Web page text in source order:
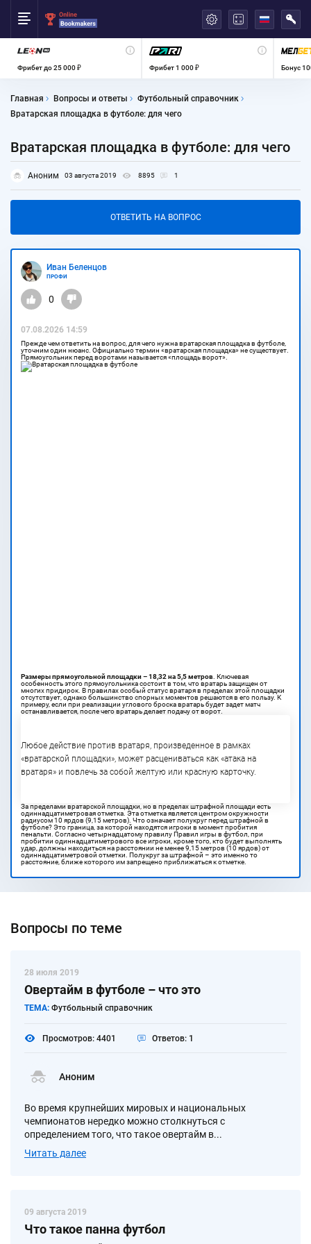
Фрибет до 25 000 ₽ Фрибет 1 000 ₽ Бонус
Главная Вопросы и ответы
Футбольный справочник
Вратарская площадка в футболе: для чего
Вратарская площадка в футболе: для чего
Аноним 03 августа 2019 8895 1
ОТВЕТИТЬ НА ВОПРОС
Иван Беленцов
ПРОФИ
0
07.08.2026 14:59
Прежде чем ответить на вопрос, для чего нужна вратарская площадка в футболе,
уточним один нюанс. Официально термин «вратарская площадка» не существует.
Прямоугольник перед воротами называется «площадь ворот».
Размеры прямоугольной площадки – 18,32 на 5,5 метров. Ключевая
особенность этого прямоугольника состоит в том, что вратарь защищен от
многих придирок. В правилах особый статус вратаря в пределах этой площадки
отсутствует, однако большинство спорных моментов решаются в его пользу. К
примеру, если при реализации углового броска вратарь будет задет матч
останавливается, после чего вратарь делает подачу от ворот.
Любое действие против вратаря, произведенное в рамках
«вратарской площадки», может расцениваться как «атака на
вратаря» и повлечь за собой желтую или красную карточку.
За пределами вратарской площадки, но в пределах штрафной площади есть
одиннадцатиметровая отметка. Эта отметка является центром окружности
радиусом 10 ярдов (9,15 метров). Что означает полукруг перед штрафной в
футболе? Это граница, за которой находятся игроки в момент пробития
пенальти. Согласно четырнадцатому правилу Правил игры в футбол, при
пробитии одиннадцатиметрового все игроки, кроме того, кто будет выполнять
удар, должны находиться на расстоянии не менее 9,15 метров (10 ярдов) от
одиннадцатиметровой отметки. Полукруг за штрафной – это именно то
расстояние, ближе которого им запрещено приближаться к отметке.
Вопросы по теме
28 июля 2019
Овертайм в футболе – что это
ТЕМА: Футбольный справочник
Просмотров: 4401 Ответов: 1
Аноним
Во время крупнейших мировых и национальных
чемпионатов нередко можно столкнуться с
определением того, что такое овертайм в...
Читать далее
09 августа 2019
Что такое панна футбол